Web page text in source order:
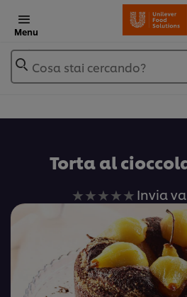
Menu
Cosa stai cercando?
Torta al
per
Invia